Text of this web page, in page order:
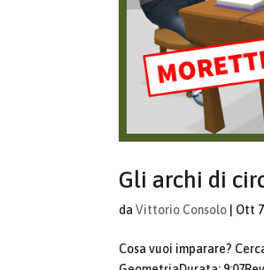
Gli archi di
daVittorio Consolo Ott
Cosa vuoi imparare?